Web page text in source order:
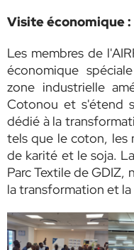
Visite économique :
Les membres de
économique
zone industrielle
Cotonou et s'étend
dédié à la
tels que le coton, les
de karité et le soja.
Parc Textile de GDIZ,
la transformation et